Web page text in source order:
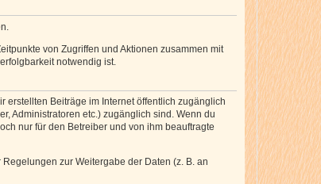
von Zugriffen und Aktionen zusammen mit
notwendig ist.
erstellten Beiträge im Internet öffentlich zugänglich
Administratoren etc.) zugänglich sind. Wenn du
nur für den Betreiber und von ihm beauftragte
zur Weitergabe der Daten (z. B. an